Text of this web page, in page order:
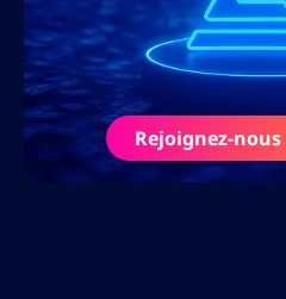
et interviewe les plus
l’industrie crypto et
Rejoignez-